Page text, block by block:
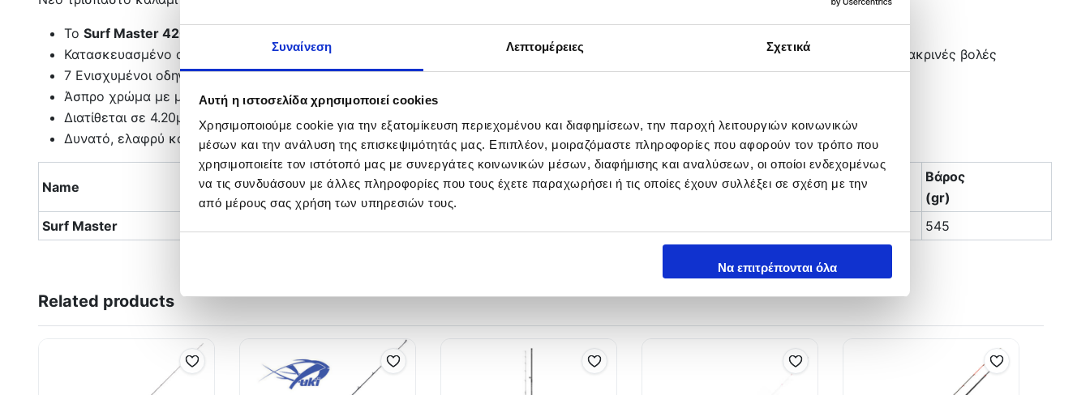
Συναίνεση Λεπτομέρειες Σχετικά
Αυτή η ιστοσελίδα χρησιμοποιεί cookies
Χρησιμοποιούμε cookie για την εξατομίκευση περιεχομένου και διαφημίσεων, την παροχή λειτουργιών κοινωνικών
μέσων και την ανάλυση της επισκεψιμότητάς μας. Επιπλέον, μοιραζόμαστε πληροφορίες που αφορούν τον τρόπο που
χρησιμοποιείτε τον ιστότοπό μας με συνεργάτες κοινωνικών μέσων, διαφήμισης και αναλύσεων, οι οποίοι ενδεχομένως
να τις συνδυάσουν με άλλες πληροφορίες που τους έχετε παραχωρήσει ή τις οποίες έχουν συλλέξει σε σχέση με την
από μέρους σας χρήση των υπηρεσιών τους.
Να επιτρέπονται όλα
Το Surf Master 420
Κατασκευασμένο από Modulus Carbon, χαμηλού προφίλ βάση μηχανισμού καθώς και εργονομική λαβή για καλύτερο κράτημα και πιο μακρινές βολές
7 Ενισχυμένοι οδηγοί τύπου Κ
Άσπρο χρώμα με μπλέ λεπτομέρειες και έντονου κόκκινου χρώματος μύτη
Διατίθεται σε 4.20μέτρα και 250gr action
Δυνατό, ελαφρύ και όμορφο, σε απίστευτη τιμή!
Name
Μήκος
(mt)
Action
Μ.Μετ/ράς
Στελέχη
Βάρος
(gr)
Surf Master
545
Related products